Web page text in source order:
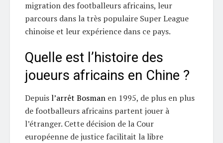
migration des footballeurs africains, leur
parcours dans la très populaire Super League
chinoise et leur expérience dans ce pays.
Quelle est l’histoire des
joueurs africains en Chine ?
Depuisl’arrêt Bosman en 1995, de plus en plus
de footballeurs africains partent jouer à
l’étranger. Cette décision de la Cour
européenne de justice facilitait la libre